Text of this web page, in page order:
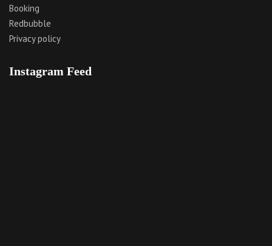
Booking
Redbubble
Privacy policy
Instagram Feed